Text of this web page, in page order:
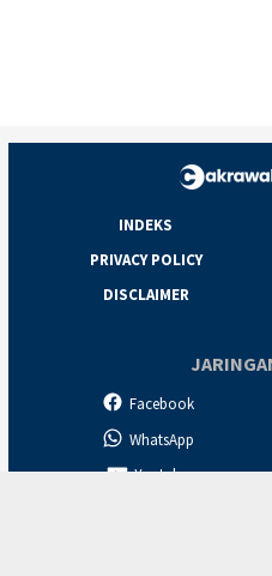
INDEKS
PRIVACY POLICY
DISCLAIMER
Facebook
WhatsApp
Youtube